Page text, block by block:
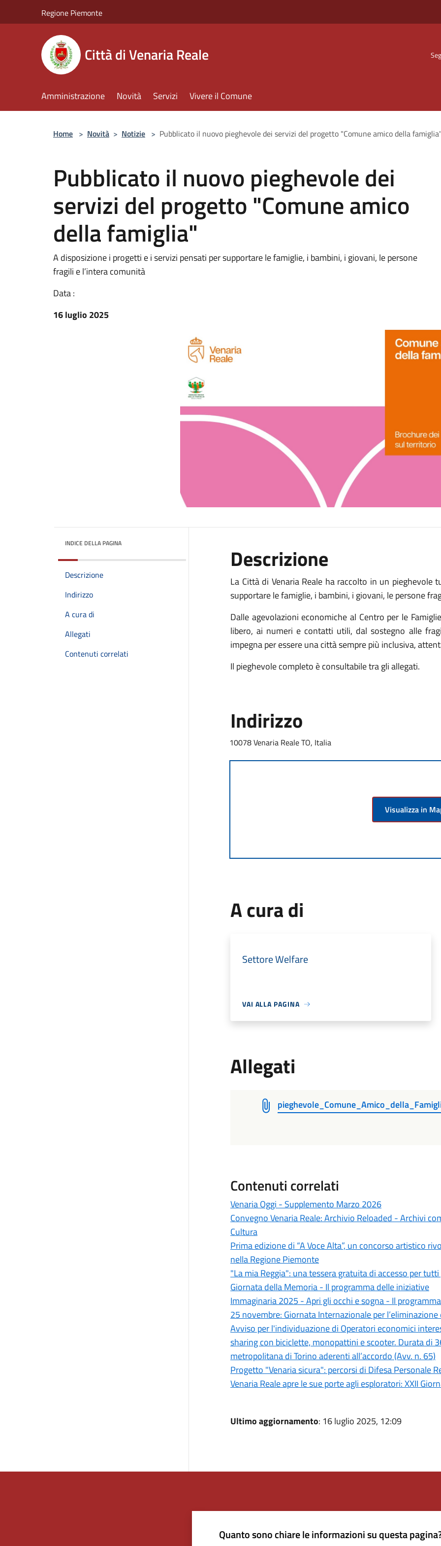
Regione Piemonte
Città di Venaria Reale
Amministrazione Novità Servizi Vivere il Comune
Home > Novità > Notizie > Pubblicato il nuovo pieghevole dei servizi del progetto "Comune amico della
Pubblicato il nuovo pieghevole dei
servizi del progetto "Comune amico
della famiglia"
A disposizione i progetti e i servizi pensati per supportare le famiglie, i bambini, i giovani, le persone
fragili e l’intera comunità
Data :
16 luglio 2025
INDICE DELLA PAGINA
Descrizione
Indirizzo
A cura di
Allegati
Contenuti correlati
Descrizione
La Città di Venaria Reale ha raccolto in un
supportare le famiglie, i bambini, i giovani, le persone
Dalle agevolazioni economiche al Centro per le
libero, ai numeri e contatti utili, dal sostegno alle
impegna per essere una città sempre più inclusiva,
Il pieghevole completo è consultabile tra gli allegati.
Indirizzo
10078 Venaria Reale TO, Italia
Visualizza in
A cura di
Settore Welfare
VAI ALLA PAGINA
Allegati
Contenuti correlati
Venaria Oggi - Supplemento Marzo 2026
Convegno Venaria Reale: Archivio Reloaded - Archivi
Cultura
Prima edizione di “A Voce Alta”, un concorso artistico
nella Regione Piemonte
"La mia Reggia": una tessera gratuita di accesso per
Giornata della Memoria - Il programma delle iniziative
Immaginaria 2025 - Apri gli occhi e sogna - Il
25 novembre: Giornata Internazionale per
Avviso per l'individuazione di Operatori economici
sharing con biciclette, monopattini e scooter. Durata di
metropolitana di Torino aderenti all’accordo (Avv. n. 65)
Progetto "Venaria sicura": percorsi di Difesa Personale
Venaria Reale apre le sue porte agli esploratori: XXII
Ultimo aggiornamento: 16 luglio 2025, 12:09
Quanto sono chiare le informazioni su questa